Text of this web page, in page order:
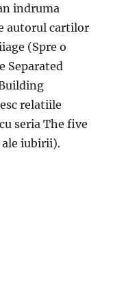
indruma
autorul cartilor
(Spre o
Separated
relatiile
seria The five
ale iubirii).